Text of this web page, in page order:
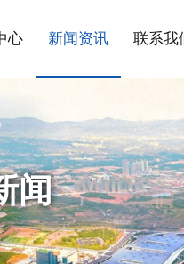
心 新闻资讯 联系我
闻